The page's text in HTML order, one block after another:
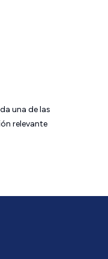
una de las
relevante